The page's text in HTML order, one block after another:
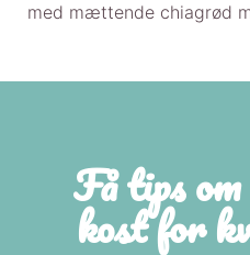
med mættende chiagrød
Få tips
kost for